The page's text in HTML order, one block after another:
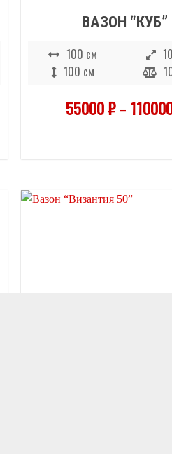
ВАЗОН “КУБ”
100 см
100 см
55000₽–